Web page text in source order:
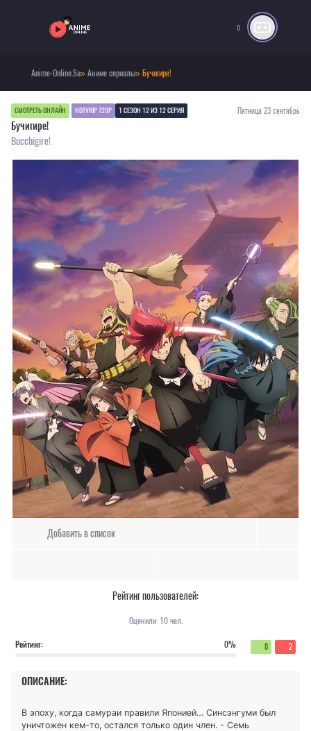
0
Anime-Online.Su»Аниме сериалы» Бучигире!
СМОТРЕТЬ ОНЛАЙН HDTVRIP 720P 1 СЕЗОН 12 ИЗ 12 СЕРИЯ Пятница 23 сентябрь
Бучигире!
Bucchigire!
Добавить в список
Рейтинг пользователей:
Оценили: 10чел.
Рейтинг:
0% 8 2
ОПИСАНИЕ:
В эпоху, когда самураи правили Японией… Синсэнгуми был
уничтожен кем-то, остался только один член. - Семь